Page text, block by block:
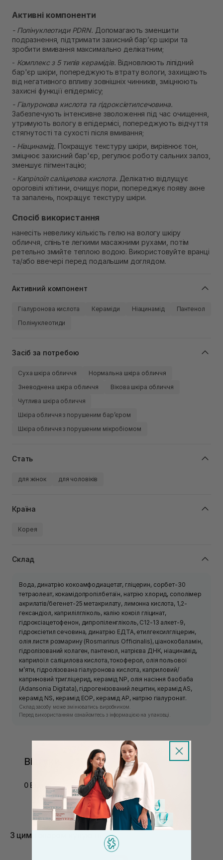
Активні компоненти
- Полінуклеотиди PDRN. Допомагають зменшити
подразнення, підтримати захисний бар’єр шкіри та
зробити вмивання максимально делікатним;
- Комплекс з 5 типів керамідів. Відновлюють ліпідний
бар'єр шкіри, попереджують втрату вологи, захищають
від негативного впливу зовнішніх чинників, зміцнюють
захисні функції епідермісу;
- Гіалуронова кислота та гідроксіетилсечовина.
Забезпечують інтенсивне зволоження під час очищення,
утримують вологу в епідермісі, попереджують відчуття
стягнутості та сухості після вмивання;
- Ніацинамід. Покращує текстуру шкіри, вирівнює тон,
зміцнює захисний бар'єр, регулює роботу сальних залоз,
зменшує пігментацію;
- Капрілоїл саліцилова кислота. Делікатно відлущує
ороговілі клітини, очищує пори, попереджує появу акне
та запалень, покращує текстуру шкіри.
Спосіб використання
нанесіть невелику кількість гелю на вологу шкіру
обличчя, спіньте легкими масажними рухами, потім
ретельно змийте теплою водою. Використовуйте вранці
та/або ввечері перед подальшим доглядом.
Активний компонент
Гіалуронова кислота Кераміди Ніацинамід
Пантенол
Полінуклеотиди
Засіб за потребою
Суха шкіра обличчя
Нормальна шкіра обличчя
Зневоднена шкіра обличчя
Вікова шкіра обличчя
Чутлива шкіра обличчя
Шкіра обличчя з порушеним барʼєром
Шкіра обличчя з порушеним мікробіомом
Стать
для жінок для чоловіків
Країна
Корея
Склад
Вода, динатрію кокоамфодиацетат, гліцерин, сорбет-30
тетраолеат, кокамідопропілбетаїн, натрію хлорид, сополімер
акрилатів/бегенет-25 метакрилату, лимонна кислота, 1,2-
гександіол, каприлілгліколь, калію кокоіл гліцинат,
гідроксіацетофенон, дипропіленгліколь, C12-13 алкет-9,
гідроксіетил сечовина, динатрію ЕДТА, етилгексилгліцерин,
олія листя розмарину (Rosmarinus Officinalis), ціанокобаламін,
гідролізований колаген, пантенол, натрієва ДНК, ніацинамід,
каприлоїл саліцилова кислота, токоферол, олія польової
м’яти, гідролізована гіалуронова кислота, каприловий/
каприновий тригліцерид, керамід NP, олія насіння баобаба
(Adansonia Digitata), гідрогенізований лецитин, керамід AS,
керамід NS, керамід EOP, керамід AP, натрію гіалуронат.
Склад засобу може змінюватись виробником.
Перед використанням ознайомтесь з інформацією на упаковці.
Відгуки
0 Відгуків
З цим товаром купують